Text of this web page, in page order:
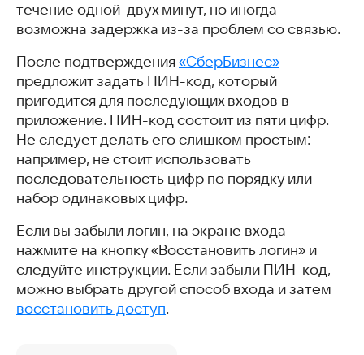
течение одной-двух минут, но иногда
возможна задержка из-за проблем со связью.
После подтверждения «СберБизнес»
предложит задать ПИН-код, который
пригодится для последующих входов в
приложение. ПИН-код состоит из пяти цифр.
Не следует делать его слишком простым:
например, не стоит использовать
последовательность цифр по порядку или
набор одинаковых цифр.
Если вы забыли логин, на экране входа
нажмите на кнопку «Восстановить логин» и
следуйте инструкции. Если забыли ПИН-код,
можно выбрать другой способ входа и затем
восстановить доступ.